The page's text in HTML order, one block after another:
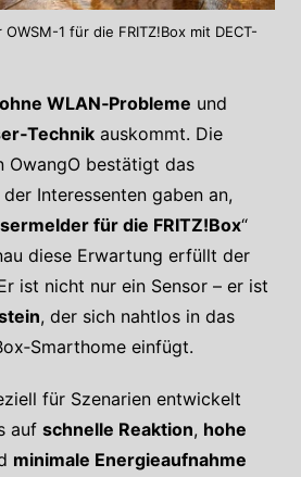
1 für die FRITZ!Box mit DECT-
ohne WLAN‑Probleme und
auskommt. Die
OwangO bestätigt das
der Interessenten gaben an,
für die FRITZ!Box“
diese Erwartung erfüllt der
ist nicht nur ein Sensor – er ist
, der sich nahtlos in das
einfügt.
für Szenarien entwickelt
auf schnelle Reaktion, hohe
minimale Energieaufnahme